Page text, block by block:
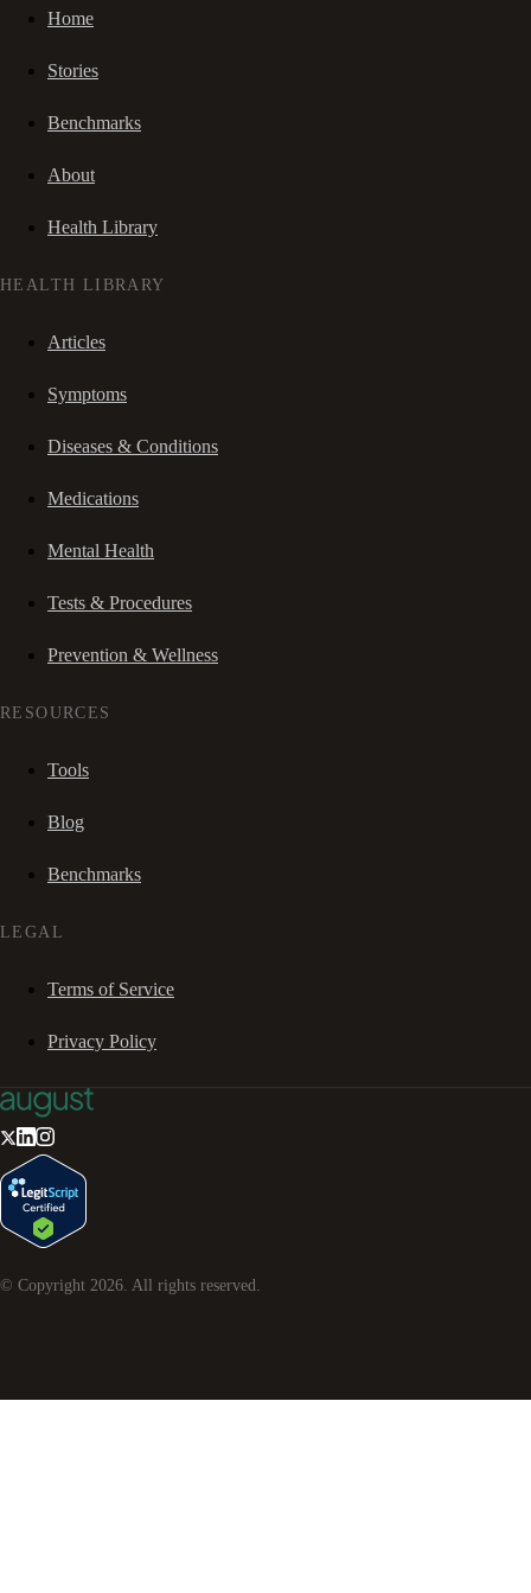
Home
Stories
Benchmarks
About
Health Library
HEALTH LIBRARY
Articles
Symptoms
Diseases & Conditions
Medications
Mental Health
Tests & Procedures
Prevention & Wellness
RESOURCES
Tools
Blog
Benchmarks
LEGAL
Terms of Service
Privacy Policy
© Copyright 2026. All rights reserved.